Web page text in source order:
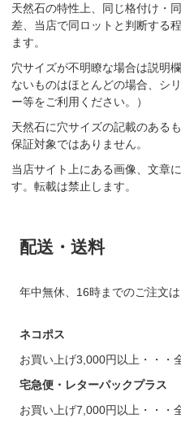
天然石の特性上、同じ格付け・
差、当店で同ロットと判断する
ます。
穴サイズが不明瞭な場合は説明
ないものはほとんどの場合、シ
ー等をご利用ください。）
天然石に穴サイズの記載のある
保証対象ではありません。
当店サイト上にある画像、文章
す。転載は禁止します。
配送・送料
年中無休、16時までのご注文は
ネコポス
お買い上げ3,000円以上・・・
宅急便・レターパックプラス
お買い上げ7,000円以上・・・